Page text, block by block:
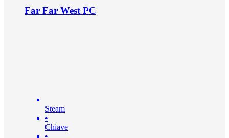
Far Far West PC
Steam
•
Chiave
•